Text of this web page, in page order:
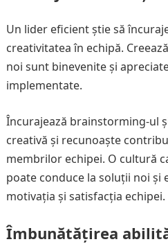
Un lider eficient știe să
creativitatea în echipă.
noi sunt binevenite și
implementate.
Încurajează brainstorming-ul
creativă și recunoaște
membrilor echipei. O cultură
poate conduce la soluții noi și
motivația și satisfacția echipei.
Îmbunătățirea